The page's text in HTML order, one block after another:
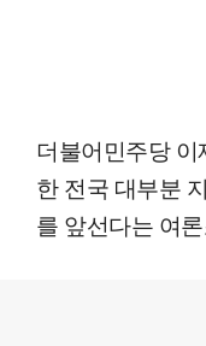
더불어민주당
한 전국 대부분
를 앞선다는 여